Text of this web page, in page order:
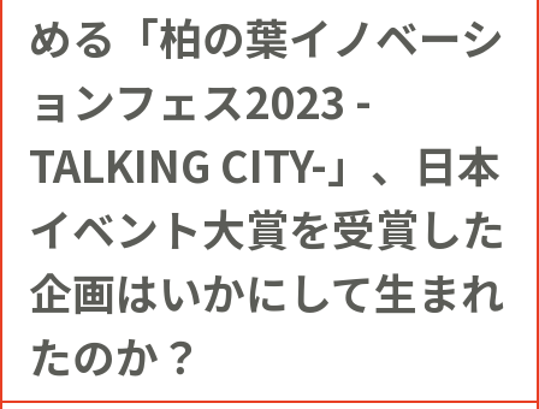
ス・バリューズ
事例
コミュニティクリエイションの仕掛け
人
ニュースリリース
博報堂ＤＹグループトピックス
SERVICE
CIVIC PRIDE®コンサルティング
インストアコンサルティング
デジタルコンサルティング
SUSTAINABILITY
トップメッセージ
方針
COMPANY
社長メッセージ
RECRUIT
める「柏の葉イノベーシ
ョンフェス2023 -
TALKING CITY-」、日本
イベント大賞を受賞した
企画はいかにして生まれ
たのか？